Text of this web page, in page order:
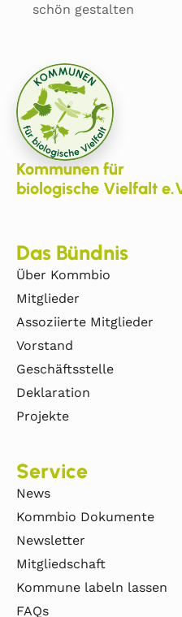
schön gestalten
Kommunen für
biologische Vielfalt
Das Bündnis
Über Kommbio
Mitglieder
Assoziierte Mitglieder
Vorstand
Geschäftsstelle
Deklaration
Projekte
Service
News
Kommbio Dokumente
Newsletter
Mitgliedschaft
Kommune labeln lassen
FAQs